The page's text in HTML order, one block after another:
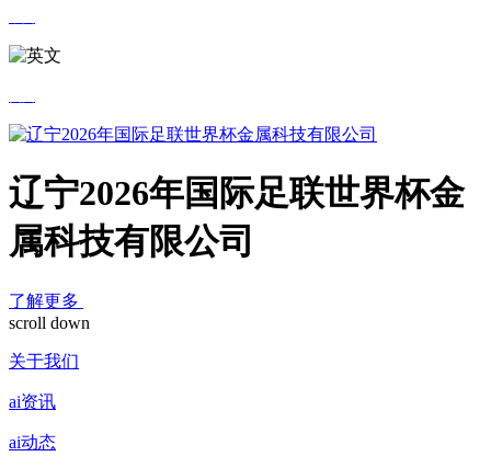
辽宁2026年国际足联世界杯金
属科技有限公司
了解更多
scroll down
关于我们
ai资讯
ai动态